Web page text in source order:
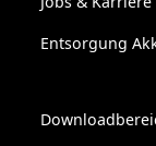
Entsorgung